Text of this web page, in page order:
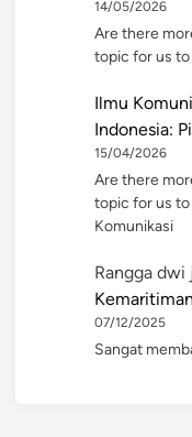
14/05/2026
Are there
topic for us
Ilmu
Indonesia:
15/04/2026
Are there
topic for us to
Komunikasi
Rangga dwi
07/12/2025
Sangat